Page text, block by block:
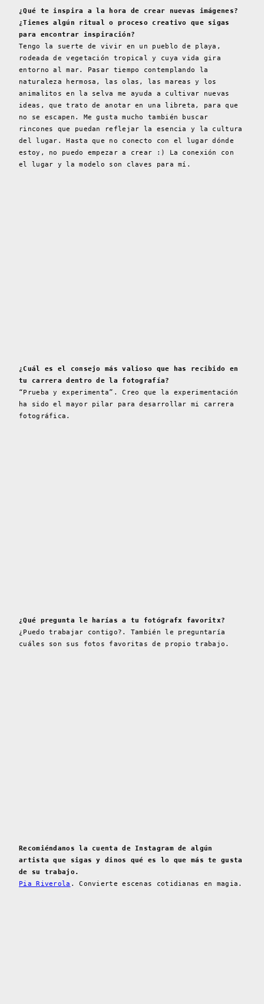
¿Qué te inspira a la hora de crear nuevas imágenes?
¿Tienes algún ritual o proceso creativo que sigas
para encontrar inspiración?
Tengo la suerte de vivir en un pueblo de playa,
rodeada de vegetación tropical y cuya vida gira
entorno al mar. Pasar tiempo contemplando la
naturaleza hermosa, las olas, las mareas y los
animalitos en la selva me ayuda a cultivar nuevas
ideas, que trato de anotar en una libreta, para que
no se escapen. Me gusta mucho también buscar
rincones que puedan reflejar la esencia y la cultura
del lugar. Hasta que no conecto con el lugar dónde
estoy, no puedo empezar a crear :) La conexión con
el lugar y la modelo son claves para mí.
¿Cuál es el consejo más valioso que has recibido en
tu carrera dentro de la fotografía?
“Prueba y experimenta”. Creo que la experimentación
ha sido el mayor pilar para desarrollar mi carrera
fotográfica.
¿Qué pregunta le harías a tu fotógrafx favoritx?
¿Puedo trabajar contigo?. También le preguntaría
cuáles son sus fotos favoritas de propio trabajo.
Recomiéndanos la cuenta de Instagram de algún
artista que sigas y dinos qué es lo que más te gusta
de su trabajo.
Pia Riverola . Convierte escenas cotidianas en magia.